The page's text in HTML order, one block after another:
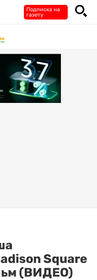
Подписка на
газету
Square
(ВИДЕО)